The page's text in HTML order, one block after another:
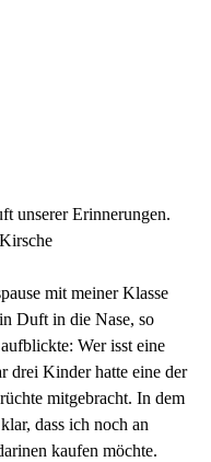
unserer Erinnerungen.
mit meiner Klasse
Duft in die Nase, so
Wer isst eine
drei Kinder hatte eine der
mitgebracht. In dem
dass ich noch an
kaufen möchte.